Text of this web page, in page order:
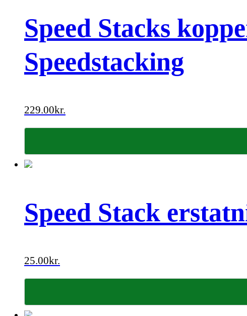
Speed Stacks
Speedstacking
229.00kr.
Speed Stack
25.00kr.